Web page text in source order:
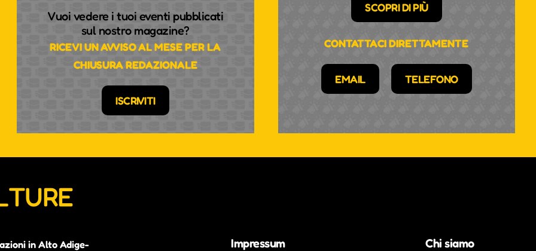
Vuoi vedere i tuoi eventi pubblicati
sul nostro magazine?
RICEVI UN AVVISO AL MESE PER LA
CHIUSURA REDAZIONALE
ISCRIVITI
SCOPRI DI PIÙ
CONTATTACI DIRETTAMENTE
EMAIL TELEFONO
in Alto Adige-
Impressum
Chi siamo